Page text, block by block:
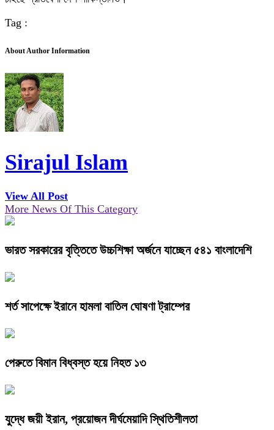
Tag :
About Author Information
Sirajul Islam
View All Post
More News Of This Category
ভারত সরকারের বৃত্তিতে উচ্চশিক্ষা অর্জনে যাচ্ছেন ৫৪১ বাংলাদেশি
শর্ত সাপেক্ষে ইরানে হামলা বাতিল ঘোষণা ট্রাম্পের
পেরুতে বিমান বিধ্বস্ত হয়ে নিহত ১৩
যুদ্ধে জয়ী ইরান, প্রয়োজন দীর্ঘমেয়াদি স্থিতিশীলতা